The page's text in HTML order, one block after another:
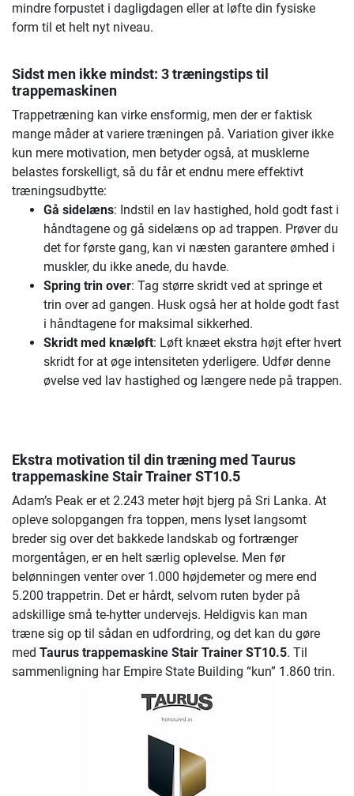
mindre forpustet i dagligdagen eller at løfte din fysiske
form til et helt nyt niveau.
Sidst men ikke mindst: 3 træningstips til
trappemaskinen
Trappetræning kan virke ensformig, men der er faktisk
mange måder at variere træningen på. Variation giver ikke
kun mere motivation, men betyder også, at musklerne
belastes forskelligt, så du får et endnu mere effektivt
træningsudbytte:
Gå sidelæns: Indstil en lav hastighed, hold godt fast i
håndtagene og gå sidelæns op ad trappen. Prøver du
det for første gang, kan vi næsten garantere ømhed i
muskler, du ikke anede, du havde.
Spring trin over: Tag større skridt ved at springe et
trin over ad gangen. Husk også her at holde godt fast
i håndtagene for maksimal sikkerhed.
Skridt med knæløft: Løft knæet ekstra højt efter hvert
skridt for at øge intensiteten yderligere. Udfør denne
øvelse ved lav hastighed og længere nede på trappen.
Ekstra motivation til din træning med Taurus
trappemaskine Stair Trainer ST10.5
Adam’s Peak er et 2.243 meter højt bjerg på Sri Lanka. At
opleve solopgangen fra toppen, mens lyset langsomt
breder sig over det bakkede landskab og fortrænger
morgentågen, er en helt særlig oplevelse. Men før
belønningen venter over 1.000 højdemeter og mere end
5.200 trappetrin. Det er hårdt, selvom ruten byder på
adskillige små te-hytter undervejs. Heldigvis kan man
træne sig op til sådan en udfordring, og det kan du gøre
med Taurus trappemaskine Stair Trainer ST10.5. Til
sammenligning har Empire State Building “kun” 1.860 trin.